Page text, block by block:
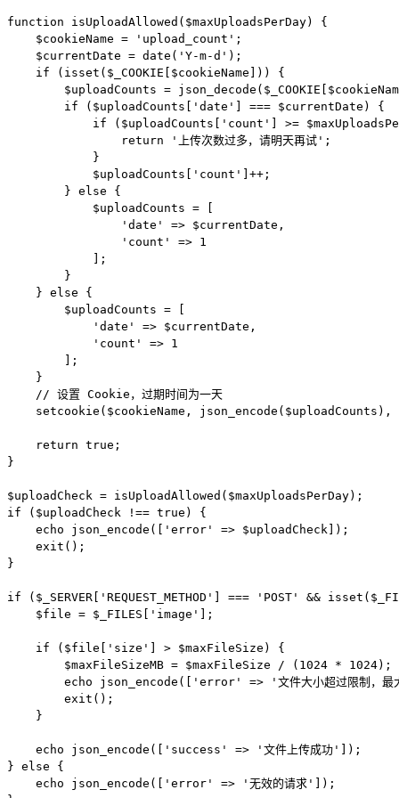
function isUploadAllowed($maxUploadsPerDay) {
    $cookieName = 'upload_count';
    $currentDate = date('Y-m-d');
    if (isset($_COOKIE[$cookieName])) {
$uploadCounts =
        if ($uploadCounts['date'] === $currentDate) {
if ($uploadCounts['count'] >=
                return '上传次数过多，请明天再试';
            }
            $uploadCounts['count']++;
        } else {
            $uploadCounts = [
                'date' => $currentDate,
                'count' => 1
            ];
        }
    } else {
        $uploadCounts = [
            'date' => $currentDate,
            'count' => 1
        ];
    }
    // 设置 Cookie，过期时间为一天
setcookie($cookieName, json_encode($uploadCounts),
    return true;
}
$uploadCheck = isUploadAllowed($maxUploadsPerDay);
if ($uploadCheck !== true) {
    echo json_encode(['error' => $uploadCheck]);
    exit();
}
if ($_SERVER['REQUEST_METHOD'] === 'POST' &&
    $file = $_FILES['image'];
    if ($file['size'] > $maxFileSize) {
        $maxFileSizeMB = $maxFileSize / (1024 * 1024);
echo json_encode(['error' => '文件大小超过限制，
        exit();
    }
    echo json_encode(['success' => '文件上传成功']);
} else {
    echo json_encode(['error' => '无效的请求']);